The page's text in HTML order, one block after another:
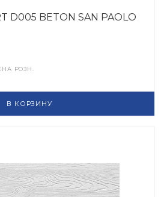
D005 BETON SAN PAOLO
РОЗН.
В КОРЗИНУ